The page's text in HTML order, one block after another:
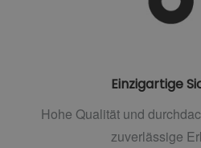
Einzigartige
Hohe Qualität und
zuverlässige